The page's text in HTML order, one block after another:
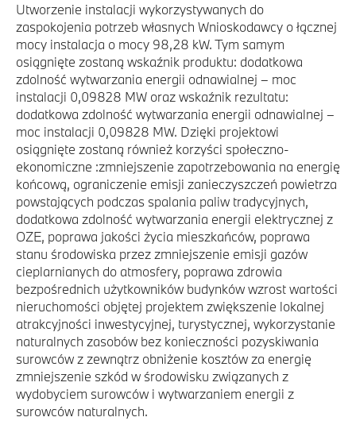
Utworzenie instalacji wykorzystywanych do
zaspokojenia potrzeb własnych Wnioskodawcy o łącznej
mocy instalacja o mocy 98,28 kW. Tym samym
osiągnięte zostaną wskaźnik produktu: dodatkowa
zdolność wytwarzania energii odnawialnej – moc
instalacji 0,09828 MW oraz wskaźnik rezultatu:
dodatkowa zdolność wytwarzania energii odnawialnej –
moc instalacji 0,09828 MW. Dzięki projektowi
osiągnięte zostaną również korzyści społeczno-
ekonomiczne :zmniejszenie zapotrzebowania na energię
końcową, ograniczenie emisji zanieczyszczeń powietrza
powstających podczas spalania paliw tradycyjnych,
dodatkowa zdolność wytwarzania energii elektrycznej z
OZE, poprawa jakości życia mieszkańców, poprawa
stanu środowiska przez zmniejszenie emisji gazów
cieplarnianych do atmosfery, poprawa zdrowia
bezpośrednich użytkowników budynków wzrost wartości
nieruchomości objętej projektem zwiększenie lokalnej
atrakcyjności inwestycyjnej, turystycznej, wykorzystanie
naturalnych zasobów bez konieczności pozyskiwania
surowców z zewnątrz obniżenie kosztów za energię
zmniejszenie szkód w środowisku związanych z
wydobyciem surowców i wytwarzaniem energii z
surowców naturalnych.